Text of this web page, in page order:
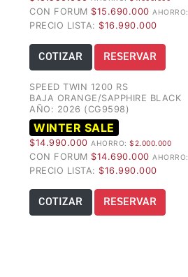
Precio desde $22.990.000
ADVENTURE
TIGER 1200 RALLY EXPLORER
ADVENTURE
Precio desde $25.990.000
Marzo JUEVES 26
ENCIENDE LA NOCHE.
VIVE LA RUTA. NIGHT
& RIDE TRIUMP
CON FORUM $15.690.000 AHORRO:
PRECIO LISTA: $16.990.000
COTIZAR RESERVAR
SPEED TWIN 1200 RS
BAJA ORANGE/SAPPHIRE BLACK
AÑO: 2026 (CG9598)
WINTER SALE
$14.990.000 AHORRO: $2.000.000
CON FORUM $14.690.000 AHORRO:
PRECIO LISTA: $16.990.000
COTIZAR RESERVAR